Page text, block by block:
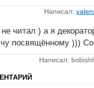
Написал:
читал ) а я
посвящённому )))
Написал: